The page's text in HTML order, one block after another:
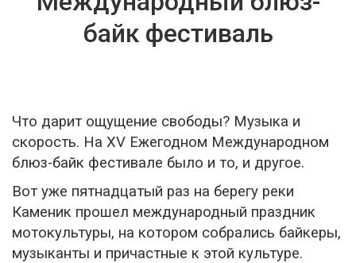
байк фестиваль
Что дарит ощущение свободы? Музыка и
скорость. На XV Ежегодном Международном
блюз-байк фестивале было и то, и другое.
Вот уже пятнадцатый раз на берегу реки
Каменик прошел международный праздник
мотокультуры, на котором собрались байкеры,
музыканты и причастные к этой культуре.